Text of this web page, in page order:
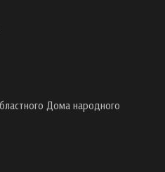
Дома народного